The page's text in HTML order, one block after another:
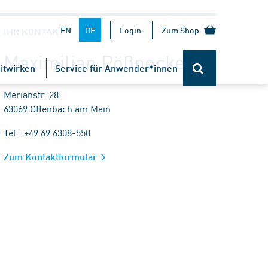
EN DE Login Zum Shop
Service für Anwender*innen
IHR KONTAKT
Maximilian Pößnecker
Merianstr. 28
63069 Offenbach am Main
Tel.: +49 69 6308-550
Zum Kontaktformular